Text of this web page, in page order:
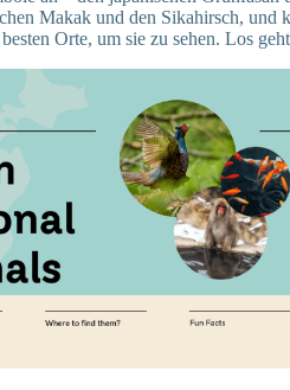
Makak und den Sikahirsch, und
Orte, um sie zu sehen. Los